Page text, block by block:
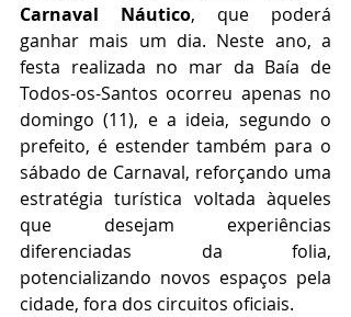
Carnaval Náutico, que poderá
ganhar mais um dia. Neste ano, a
festa realizada no mar da Baía de
Todos-os-Santos ocorreu apenas no
domingo (11), e a ideia, segundo o
prefeito, é estender também para o
sábado de Carnaval, reforçando uma
estratégia turística voltada àqueles
que desejam experiências
diferenciadas da folia,
potencializando novos espaços pela
cidade, fora dos circuitos oficiais.